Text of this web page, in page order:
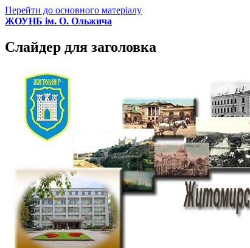
Перейти до основного матеріалу
ЖОУНБ ім. О. Ольжича
Слайдер для заголовка